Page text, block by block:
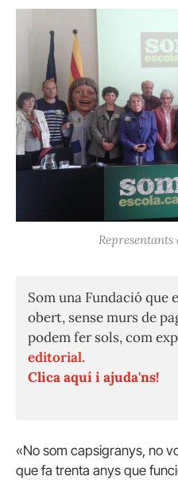
Som una Fundació que
obert, sense murs de
podem fer sols, com
editorial.
Clica aquí i ajuda'ns!
«No som capsigranys, no
que fa trenta anys que